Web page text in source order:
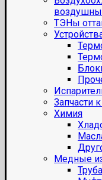
ТЭНы
Запчасти
Химия
Медные
Труба